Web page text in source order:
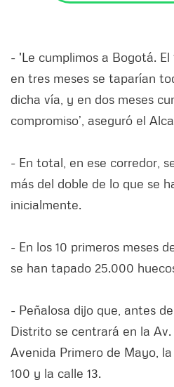
- 'Le cumplimos a Bogotá.
en tres meses se taparían
dicha vía, y en dos meses
compromiso’, aseguró el
- En total, en ese corredor,
más del doble de lo que se
inicialmente.
- En los 10 primeros meses
se han tapado 25.000
- Peñalosa dijo que, antes
Distrito se centrará en la Av.
Avenida Primero de Mayo,
100 y la calle 13.